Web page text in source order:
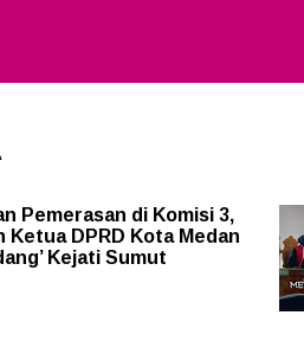
Pemerasan di Komisi 3,
Ketua DPRD Kota Medan
Kejati Sumut